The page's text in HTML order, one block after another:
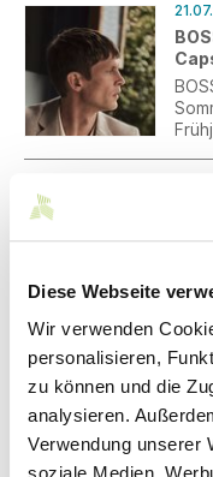
Diese Webseite
Wir verwenden
personalisieren,
zu können und die
analysieren.
Verwendung unserer
die
von
Die